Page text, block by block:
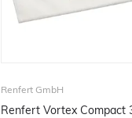
Renfert GmbH
Renfert Vortex Compact 3 L